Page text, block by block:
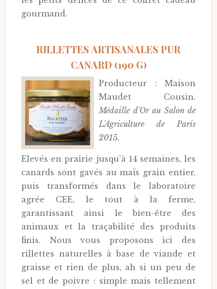
gourmand.
RILLETTES ARTISANALES PUR
CANARD (190 G)
Producteur : Maison
Maudet Cousin.
Médaille d'Or au Salon de
L'Agriculture de Paris
2015.
Elevés en prairie jusqu'à 14 semaines, les
canards sont gavés au maïs grain entier,
puis transformés dans le laboratoire
agrée CEE, le tout à la ferme,
garantissant ainsi le bien-être des
animaux et la traçabilité des produits
finis. Nous vous proposons ici des
rillettes naturelles à base de viande et
graisse et rien de plus, ah si un peu de
sel et de poivre : simple mais tellement